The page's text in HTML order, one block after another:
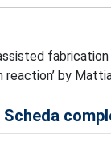
by
Scheda